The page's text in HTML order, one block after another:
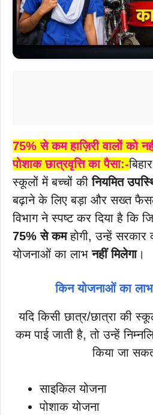
75% से कम हाज़िरी वालों को
पोशाक छात्रवृत्ति का पैसा:-
स्कूलों में बच्चों कीनियमित
बढ़ाने के लिए बड़ा और सख्त
विभाग ने स्पष्ट कर दिया है कि
75% से कमहोगी, उन्हें सरकार
योजनाओं का लाभनहीं मिलेगा।
किन योजनाओं का लाभ
यदि किसी छात्र/छात्रा की
कम पाई जाती है, तो उन्हें
किया जा
साइकिल योजना
पोशाक योजना